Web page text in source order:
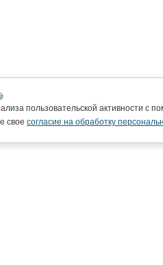
пользовательской активности
своесогласие на обработку